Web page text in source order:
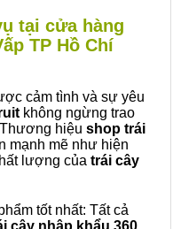
tại cửa hàng
TP Hồ Chí
cảm tình và sự yêu
không ngừng trao
hiệu shop trái
mạnh mẽ như hiện
lượng của trái cây
tốt nhất: Tất cả
cây nhập khẩu 360